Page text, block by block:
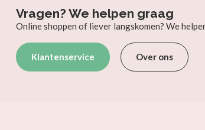
Vragen? We helpen graag
Online shoppen of liever langskomen? We
Klantenservice Over ons